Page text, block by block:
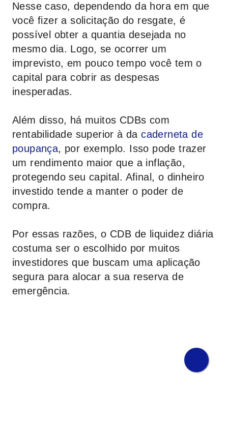
Nesse caso, dependendo da hora em que
você fizer a solicitação do resgate, é
possível obter a quantia desejada no
mesmo dia. Logo, se ocorrer um
imprevisto, em pouco tempo você tem o
capital para cobrir as despesas
inesperadas.
Além disso, há muitos CDBs com
rentabilidade superior à dacaderneta de
poupança, por exemplo. Isso pode trazer
um rendimento maior que a inflação,
protegendo seu capital. Afinal, o dinheiro
investido tende a manter o poder de
compra.
Por essas razões, o CDB de liquidez diária
costuma ser o escolhido por muitos
investidores que buscam uma aplicação
segura para alocar a sua reserva de
emergência.